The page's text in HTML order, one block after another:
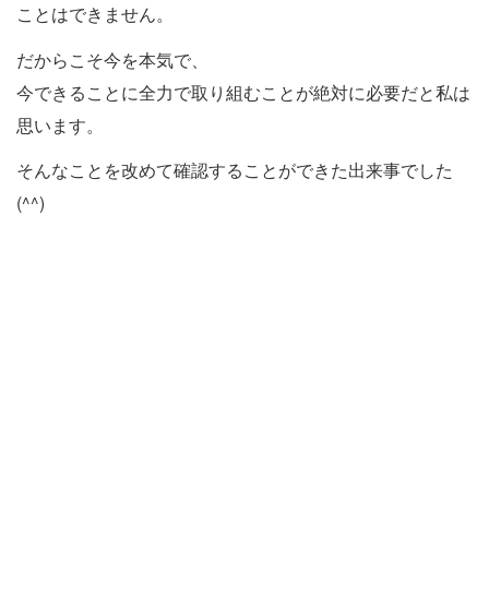
ことはできません。
だからこそ今を本気で、
今できることに全力で取り組むことが絶対に必要だと私は
思います。
そんなことを改めて確認することができた出来事でした
(^^)